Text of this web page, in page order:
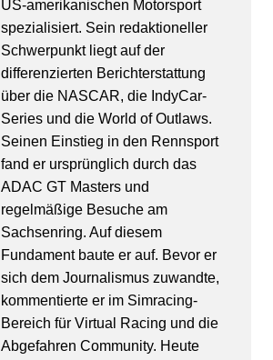
US-amerikanischen Motorsport
spezialisiert. Sein redaktioneller
Schwerpunkt liegt auf der
differenzierten Berichterstattung
über die NASCAR, die IndyCar-
Series und die World of Outlaws.
Seinen Einstieg in den Rennsport
fand er ursprünglich durch das
ADAC GT Masters und
regelmäßige Besuche am
Sachsenring. Auf diesem
Fundament baute er auf. Bevor er
sich dem Journalismus zuwandte,
kommentierte er im Simracing-
Bereich für Virtual Racing und die
Abgefahren Community. Heute